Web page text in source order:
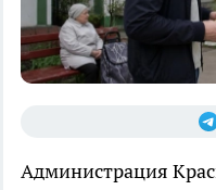
Администрация